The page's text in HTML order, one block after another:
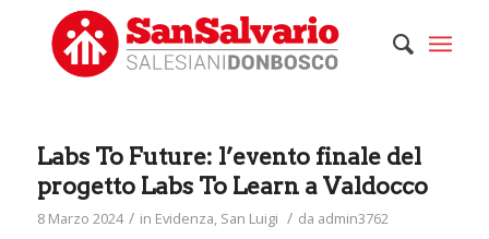
Labs To Future: l’evento finale del
progetto Labs To Learn a Valdocco
8 Marzo 2024 / in Evidenza, San Luigi / da admin3762